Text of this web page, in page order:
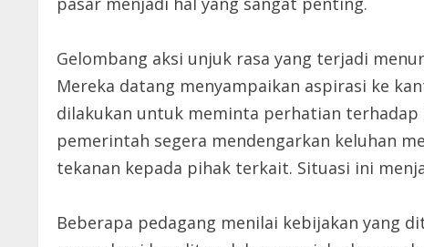
Gelombang aksi unjuk rasa yang terjadi
Mereka datang menyampaikan aspirasi ke
dilakukan untuk meminta perhatian terhadap
pemerintah segera mendengarkan keluhan
tekanan kepada pihak terkait. Situasi ini
Beberapa pedagang menilai kebijakan yang